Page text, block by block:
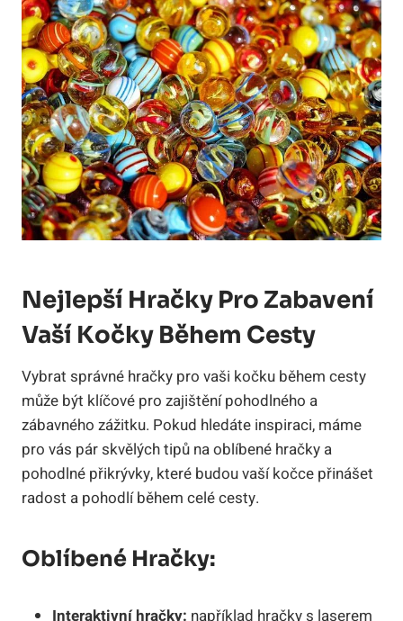
Nejlepší Hračky Pro Zabavení
Vaší Kočky Během Cesty
Vybrat správné hračky pro vaši kočku během cesty
může být klíčové pro zajištění pohodlného a
zábavného zážitku. Pokud hledáte inspiraci, máme
pro vás pár skvělých tipů na oblíbené hračky a
pohodlné přikrývky, které budou vaší kočce přinášet
radost a pohodlí během celé cesty.
Oblíbené Hračky:
Interaktivní hračky: například hračky s laserem